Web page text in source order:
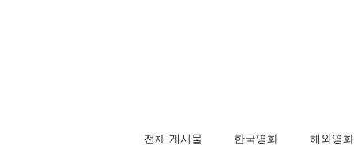
전체 게시물 한국영화 해외영화